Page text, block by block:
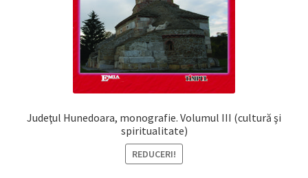
Judeţul Hunedoara, monografie. Volumul III (cultură şi
spiritualitate)
REDUCERI!